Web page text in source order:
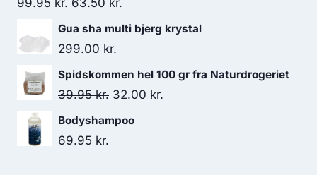
99.95kr.
oprindelige
pris
99.95 kr..
63.50 kr.
aktuelle
63.50 kr..
Gua sha multi bjerg krystal
299.00 kr.
Spidskommen hel 100 gr fra Naturdrogeriet
39.95kr. Den
oprindelige
32.00 kr.
Bodyshampoo
69.95 kr.